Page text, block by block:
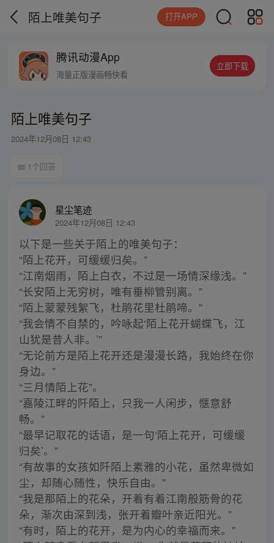
陌上唯美句子 打开APP
腾讯动漫App
海量正版漫画畅快看
立即下载
陌上唯美句子
2024年12月08日 12:43
1个回答
星尘笔迹
2024年12月08日 12:43
以下是一些关于陌上的唯美句子：
“陌上花开，可缓缓归矣。”
“江南烟雨，陌上白衣，不过是一场情深缘浅。”
“长安陌上无穷树，唯有垂柳管别离。”
“陌上蒙蒙残絮飞，杜鹃花里杜鹃啼。”
“我会情不自禁的，吟咏起‘陌上花开蝴蝶飞，江
山犹是昔人非。’”
“无论前方是陌上花开还是漫漫长路，我始终在你
身边。”
“三月情陌上花”。
“嘉陵江畔的阡陌上，只我一人闲步，惬意舒
畅。”
“最早记取花的话语，是一句‘陌上花开，可缓缓
归矣’。”
“有故事的女孩如阡陌上素雅的小花，虽然卑微如
尘，却随心随性，快乐自由。”
“我是那陌上的花朵，开着有着江南般筋骨的花
朵，渐次由深到浅，张开着瓣叶亲近阳光。”
“有时，陌上的花开，是为内心的幸福而来。”